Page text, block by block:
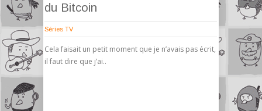
du Bitcoin
Séries TV
Cela faisait un petit moment que je n’avais pas écrit,
il faut dire que j’ai..